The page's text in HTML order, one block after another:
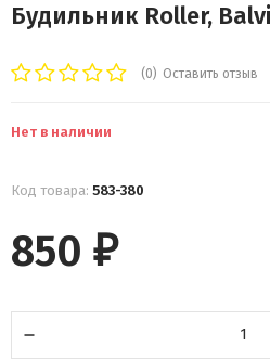
Будильник Roller, Balvi
(0) Оставить отзыв
Нет в наличии
Код товара: 583-380
850 ₽